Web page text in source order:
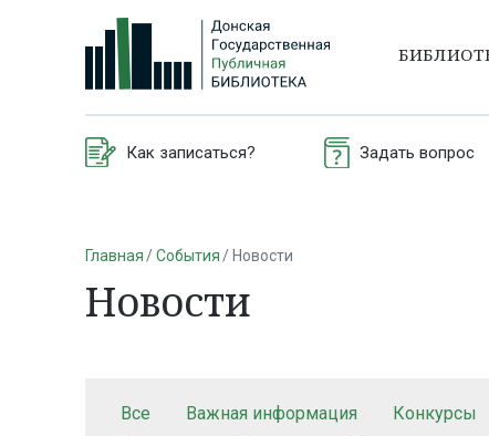
Как записаться? Задать вопрос
Главная События Новости
Новости
Все Важная информация Конкурсы